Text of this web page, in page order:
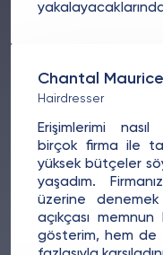
Chantal Maurice
Hairdresser
Erişimlerimi
birçok firma ile
yüksek bütçeler
yaşadım.
üzerine
açıkçası
gösterim, hem de